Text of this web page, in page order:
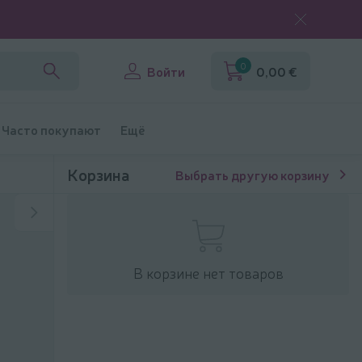
Войти 0 0,00 €
Часто покупают Ещё
Корзина Выбрать другую корзину
В корзине нет товаров